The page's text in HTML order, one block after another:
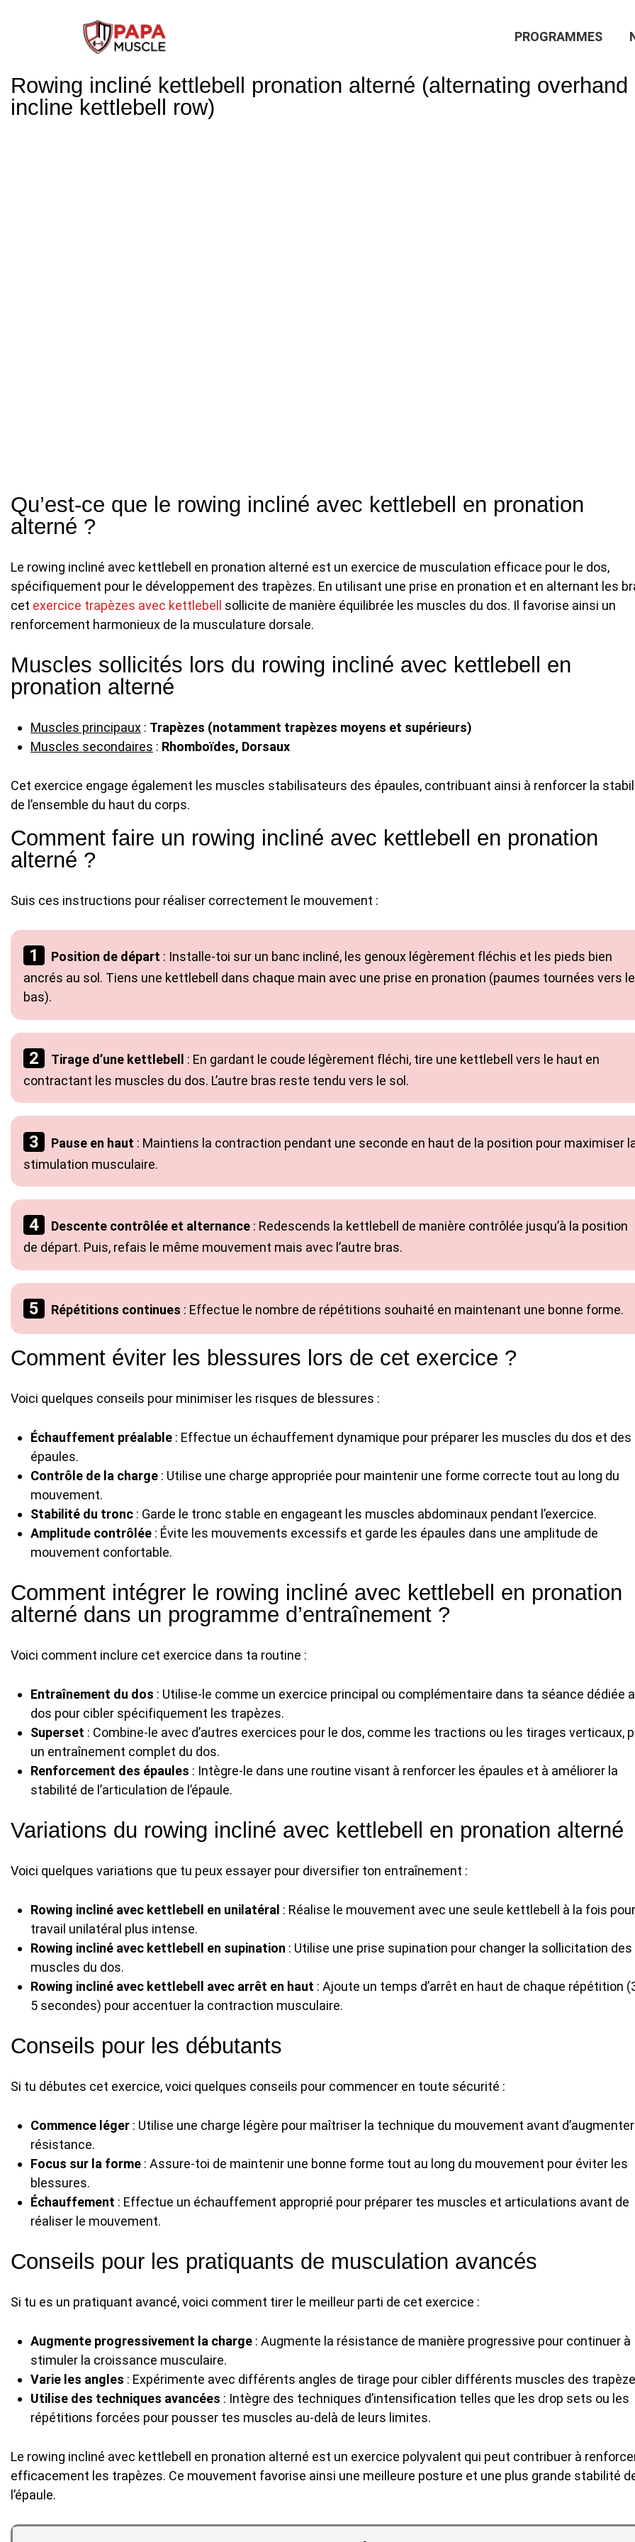
principal
Main
PROGRAMMES
Rowing incliné kettlebell pronation alterné (alternating overhand
incline kettlebell row)
Qu’est-ce que le rowing incliné avec kettlebell en pronation
alterné ?
Le rowing incliné avec kettlebell en pronation alterné est un exercice de musculation efficace pour le dos,
spécifiquement pour le développement des trapèzes. En utilisant une prise en pronation et en alternant les
cet exercice trapèzes avec kettlebell
sollicite de manière équilibrée les muscles du dos. Il favorise ainsi un
renforcement harmonieux de la musculature dorsale.
Muscles sollicités lors du rowing incliné avec kettlebell en
pronation alterné
Muscles principaux : Trapèzes (notamment trapèzes moyens et supérieurs)
Muscles secondaires : Rhomboïdes, Dorsaux
Cet exercice engage également les muscles stabilisateurs des épaules, contribuant ainsi à renforcer la
de l’ensemble du haut du corps.
Comment faire un rowing incliné avec kettlebell en pronation
alterné ?
Suis ces instructions pour réaliser correctement le mouvement :
Position de départ : Installe-toi sur un banc incliné, les genoux légèrement fléchis et les pieds bien
ancrés au sol. Tiens une kettlebell dans chaque main avec une prise en pronation (paumes tournées vers le
bas).
Tirage d’une kettlebell
: En gardant le coude légèrement fléchi, tire une kettlebell vers le haut en
contractant les muscles du dos. L’autre bras reste tendu vers le sol.
Pause en haut : Maintiens la contraction pendant une seconde en haut de la position pour maximiser
stimulation musculaire.
Descente contrôlée et alternance: Redescends la kettlebell de manière contrôlée jusqu’à la position
de départ. Puis, refais le même mouvement mais avec l’autre bras.
Répétitions continues : Effectue le nombre de répétitions souhaité en maintenant une bonne forme.
Comment éviter les blessures lors de cet exercice ?
Voici quelques conseils pour minimiser les risques de blessures :
Échauffement préalable : Effectue un échauffement dynamique pour préparer les muscles du dos et des
épaules.
Contrôle de la charge : Utilise une charge appropriée pour maintenir une forme correcte tout au long du
mouvement.
Stabilité du tronc : Garde le tronc stable en engageant les muscles abdominaux pendant l’exercice.
Amplitude contrôlée : Évite les mouvements excessifs et garde les épaules dans une amplitude de
mouvement confortable.
Comment intégrer le rowing incliné avec kettlebell en pronation
alterné dans un programme d’entraînement ?
Voici comment inclure cet exercice dans ta routine :
Entraînement du dos : Utilise-le comme un exercice principal ou complémentaire dans ta séance dédiée
dos pour cibler spécifiquement les trapèzes.
Superset : Combine-le avec d’autres exercices pour le dos, comme les tractions ou les tirages verticaux,
un entraînement complet du dos.
Renforcement des épaules : Intègre-le dans une routine visant à renforcer les épaules et à améliorer la
stabilité de l’articulation de l’épaule.
Variations du rowing incliné avec kettlebell en pronation alterné
Voici quelques variations que tu peux essayer pour diversifier ton entraînement :
Rowing incliné avec kettlebell en unilatéral : Réalise le mouvement avec une seule kettlebell à la fois
travail unilatéral plus intense.
Rowing incliné avec kettlebell en supination : Utilise une prise supination pour changer la sollicitation des
muscles du dos.
Rowing incliné avec kettlebell avec arrêt en haut : Ajoute un temps d’arrêt en haut de chaque répétition
5 secondes) pour accentuer la contraction musculaire.
Conseils pour les débutants
Si tu débutes cet exercice, voici quelques conseils pour commencer en toute sécurité :
Commence léger : Utilise une charge légère pour maîtriser la technique du mouvement avant
résistance.
Focus sur la forme : Assure-toi de maintenir une bonne forme tout au long du mouvement pour éviter les
blessures.
Échauffement : Effectue un échauffement approprié pour préparer tes muscles et articulations avant de
réaliser le mouvement.
Conseils pour les pratiquants de musculation avancés
Si tu es un pratiquant avancé, voici comment tirer le meilleur parti de cet exercice :
Augmente progressivement la charge : Augmente la résistance de manière progressive pour continuer à
stimuler la croissance musculaire.
Varie les angles : Expérimente avec différents angles de tirage pour cibler différents muscles des
Utilise des techniques avancées : Intègre des techniques d’intensification telles que les drop sets ou les
répétitions forcées pour pousser tes muscles au-delà de leurs limites.
Le rowing incliné avec kettlebell en pronation alterné est un exercice polyvalent qui peut contribuer à
efficacement les trapèzes. Ce mouvement favorise ainsi une meilleure posture et une plus grande stabilité
l’épaule.